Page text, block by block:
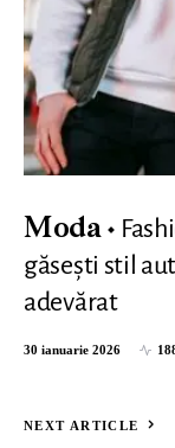
Moda
găsești stil
adevărat
30 ianuarie 2026
NEXT ARTICLE